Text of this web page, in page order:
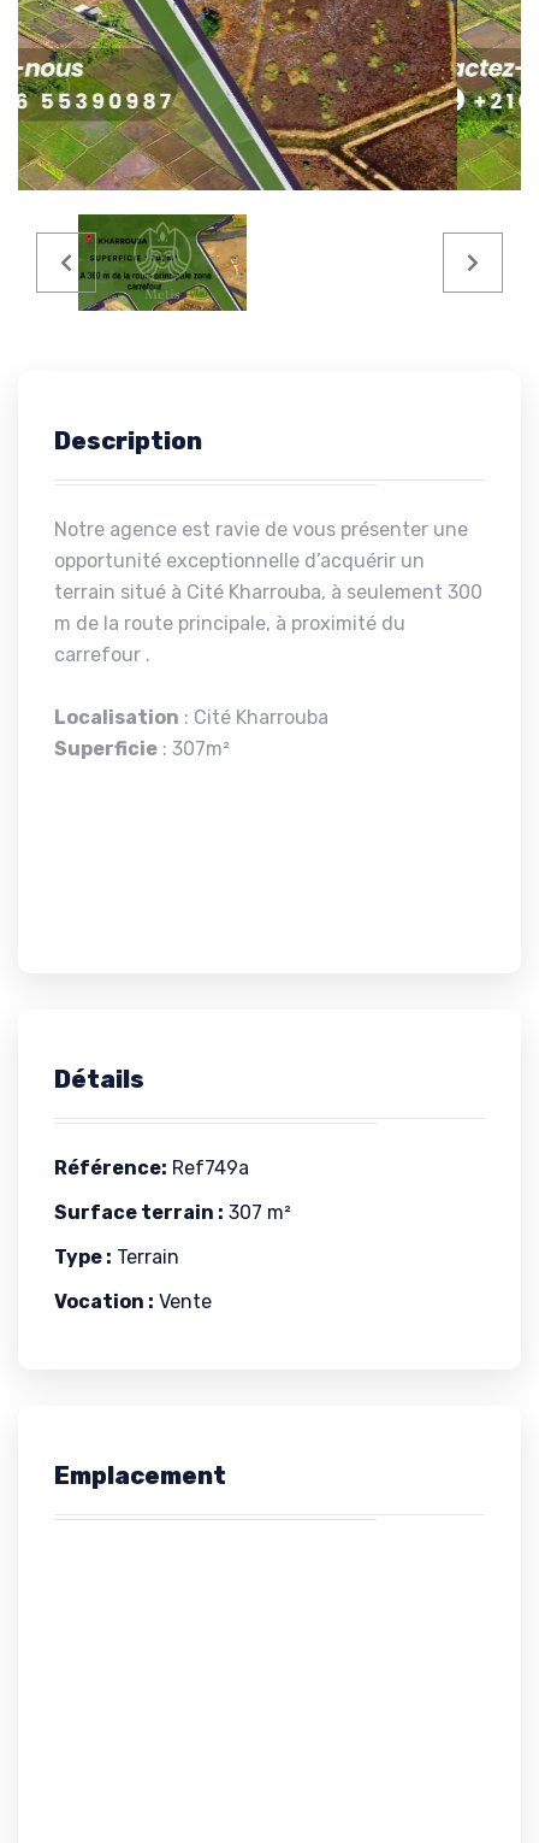
Description
Notre agence est ravie de vous présenter une
opportunité exceptionnelle d’acquérir un
terrain situé à Cité Kharrouba, à seulement 300
m de la route principale, à proximité du
carrefour .
Localisation : Cité Kharrouba
Superficie : 307m²
Détails
Référence: Ref749a
Surface terrain : 307 m²
Type : Terrain
Vocation : Vente
Emplacement